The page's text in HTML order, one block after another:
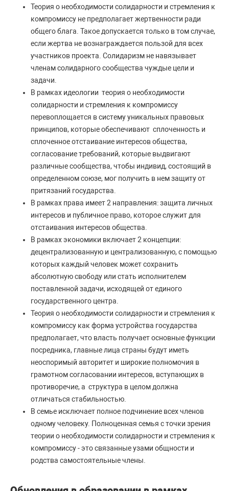
Теория о необходимости солидарности и стремления к
компромиссу не предполагает жертвенности ради
общего блага. Такое допускается только в том случае,
если жертва не вознаграждается пользой для всех
участников проекта. Солидаризм не навязывает
членам солидарного сообщества чуждые цели и
задачи.
В рамках идеологии теория о необходимости
солидарности и стремления к компромиссу
перевоплощается в систему уникальных правовых
принципов, которые обеспечивают сплоченность и
сплоченное отстаивание интересов общества,
согласование требований, которые выдвигают
различные сообщества, чтобы индивид, состоящий в
определенном союзе, мог получить в нем защиту от
притязаний государства.
В рамках права имеет 2 направления: защита личных
интересов и публичное право, которое служит для
отстаивания интересов общества.
В рамках экономики включает 2 концепции:
децентрализованную и централизованную, с помощью
которых каждый человек может сохранить
абсолютную свободу или стать исполнителем
поставленной задачи, исходящей от единого
государственного центра.
Теория о необходимости солидарности и стремления к
компромиссу как форма устройства государства
предполагает, что власть получает основные функции
посредника, главные лица страны будут иметь
неоспоримый авторитет и широкие полномочия в
грамотном согласовании интересов, вступающих в
противоречие, а структура в целом должна
отличаться стабильностью.
В семье исключает полное подчинение всех членов
одному человеку. Полноценная семья с точки зрения
теории о необходимости солидарности и стремления к
компромиссу - это связанные узами общности и
родства самостоятельные члены.